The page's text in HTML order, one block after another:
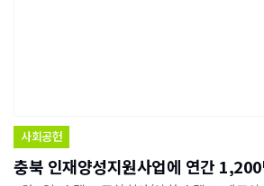
사회공헌
충북 인재양성지원사업에 연간